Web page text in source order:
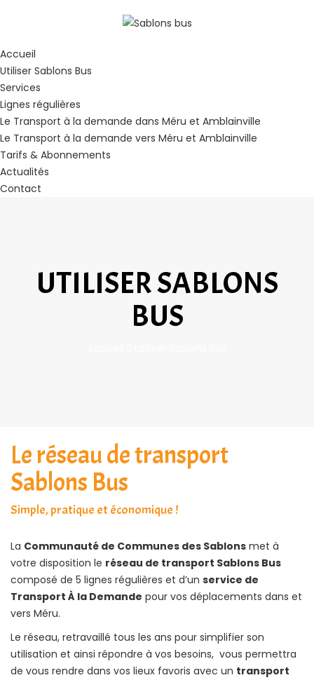
Accueil
Utiliser Sablons Bus
Services
Lignes régulières
Le Transport à la demande dans Méru et Amblainville
Le Transport à la demande vers Méru et Amblainville
Tarifs & Abonnements
Actualités
Contact
UTILISER SABLONS
BUS
Le réseau de transport
Sablons Bus
Simple, pratique et économique !
La Communauté de Communes des Sablons met à
votre disposition le réseau de transport Sablons Bus
composé de 5 lignes régulières et d’un service de
Transport À la Demande pour vos déplacements dans et
vers Méru.
Le réseau, retravaillé tous les ans pour simplifier son
utilisation et ainsi répondre à vos besoins, vous permettra
de vous rendre dans vos lieux favoris avec un transport